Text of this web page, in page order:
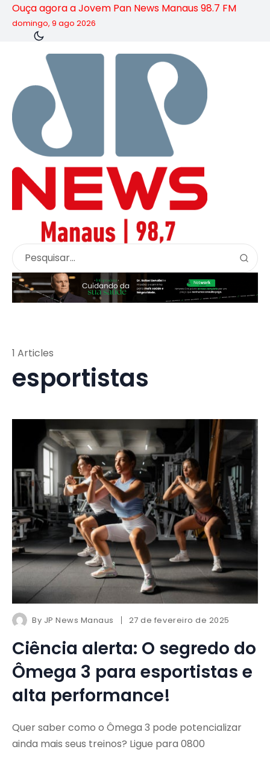
Ouça agora a Jovem Pan News Manaus 98.7 FM
domingo, 9 ago 2026
esportistas
1 Articles
By JP News Manaus 27 de fevereiro de 2025
Ciência alerta: O segredo do
Ômega 3 para esportistas e
alta performance!
Quer saber como o Ômega 3 pode potencializar
ainda mais seus treinos? Ligue para 0800